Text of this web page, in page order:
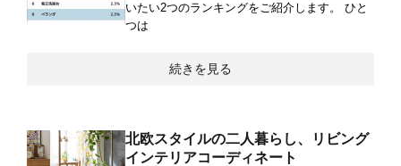
いたい2つのランキングをご紹介します。 ひと
つは
続きを見る
北欧スタイルの二人暮らし、リビング
インテリアコーディネート